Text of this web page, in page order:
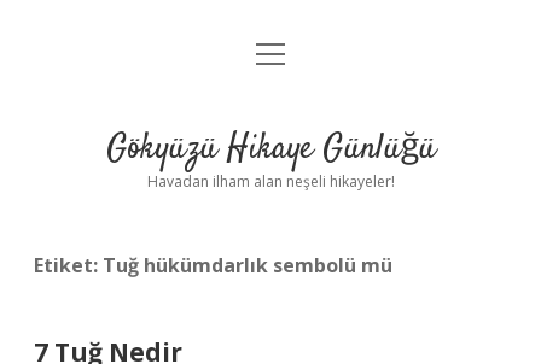
Anasayfa
Yasal Uyarı
menüyü
Gökyüzü Hikaye Günlüğü
Havadan ilham alan neşeli hikayeler!
Etiket: Tuğ hükümdarlık sembolü mü
7 Tuğ Nedir